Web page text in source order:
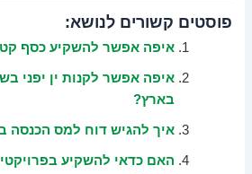
פוסטים קשורים לנושא:
איפה אפשר להשקיע כסף קטן
איפה אפשר לקנות ין יפני
בארץ?
איך להגיש דוח למס הכנסה